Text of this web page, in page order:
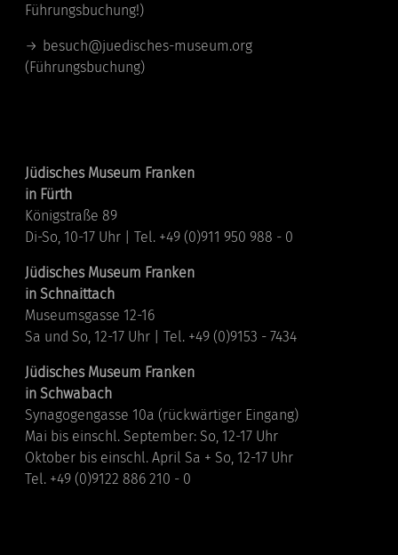
Führungsbuchung!)
besuch@juedisches-museum.org
(Führungsbuchung)
Jüdisches Museum Franken
in Fürth
Königstraße 89
Di-So, 10-17 Uhr | Tel. +49 (0)911 950 988 - 0
Jüdisches Museum Franken
in Schnaittach
Museumsgasse 12-16
Sa und So, 12-17 Uhr | Tel. +49 (0)9153 - 7434
Jüdisches Museum Franken
in Schwabach
Synagogengasse 10a (rückwärtiger Eingang)
Mai bis einschl. September: So, 12-17 Uhr
Oktober bis einschl. April Sa + So, 12-17 Uhr
Tel. +49 (0)9122 886 210 - 0